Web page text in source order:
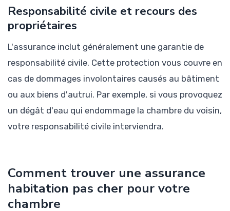
Responsabilité civile et recours des
propriétaires
L'assurance inclut généralement une garantie de
responsabilité civile. Cette protection vous couvre en
cas de dommages involontaires causés au bâtiment
ou aux biens d'autrui. Par exemple, si vous provoquez
un dégât d'eau qui endommage la chambre du voisin,
votre responsabilité civile interviendra.
Comment trouver une assurance
habitation pas cher pour votre
chambre